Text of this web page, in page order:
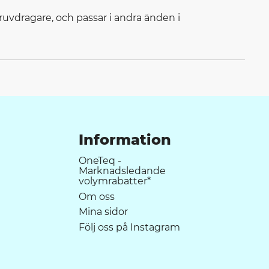
och passar i andra änden i
Information
OneTeq -
Marknadsledande
volymrabatter*
Om oss
Mina sidor
Följ oss på Instagram